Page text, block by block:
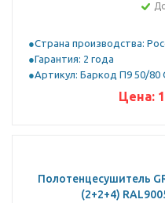
Страна производства:
Гарантия: 2 года
Артикул: Баркод П9 50/80
Цена:
Полотенцесушитель
(2+2+4)